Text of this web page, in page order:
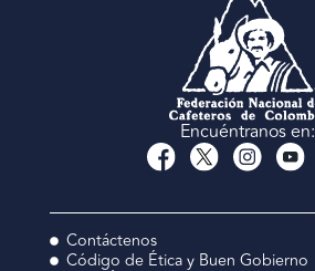
Encuéntranos en:
Contáctenos
Código de Ética y Buen Gobierno